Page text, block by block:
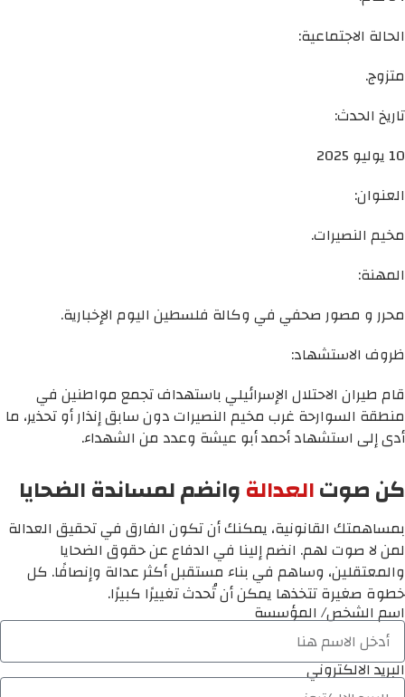
الحالة الاجتماعية:
متزوج.
تاريخ الحدث:
10 يوليو 2025
العنوان:
مخيم النصيرات.
المهنة:
محرر و مصور صحفي في وكالة فلسطين اليوم الإخبارية.
ظروف الاستشهاد:
قام طيران الاحتلال الإسرائيلي باستهداف تجمع مواطنين في
منطقة السوارحة غرب مخيم النصيرات دون سابق إنذار أو تحذير، ما
أدى إلى استشهاد أحمد أبو عيشة وعدد من الشهداء.
كن صوتالعدالةوانضم لمساندة الضحايا
بمساهمتك القانونية، يمكنك أن تكون الفارق في تحقيق العدالة
لمن لا صوت لهم. انضم إلينا في الدفاع عن حقوق الضحايا
والمعتقلين، وساهم في بناء مستقبل أكثر عدالة وإنصافًا. كل
خطوة صغيرة تتخذها يمكن أن تُحدث تغييرًا كبيرًا.
اسم الشخص/ المؤسسة
البريد الالكتروني